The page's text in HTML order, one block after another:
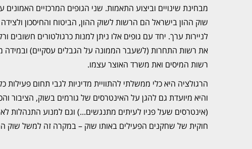
מבחינת שינויים וביצוע התאמות. שני הגופים המרכזיים האמונים
שוק ההון בישראל הם הרשות לשוק ההון, הביטוח והחיסכון
לניירות ערך. יחד עם גופים אלו ניתן למנות כרגולטורים חשובים
את רשות התחרות (לשעבר הממונה על הגבלים עסקיים) ובמידה
רשות המיסים ואת משרד האוצר עצמו.
הרגולציה היא כלי ממשלתי להתוויית מדיניות לגבי תחום פעילות
והיא מיועדת גם להגן על האינטרסים של גורמים בשוק, הציבור
(אינטרסים שעל פניו לעיתים מתנגשים...) וגם למנוע התנהלות
חוקית של שחקנים הפעילים באותו שוק – במקרה זה למשל שוק